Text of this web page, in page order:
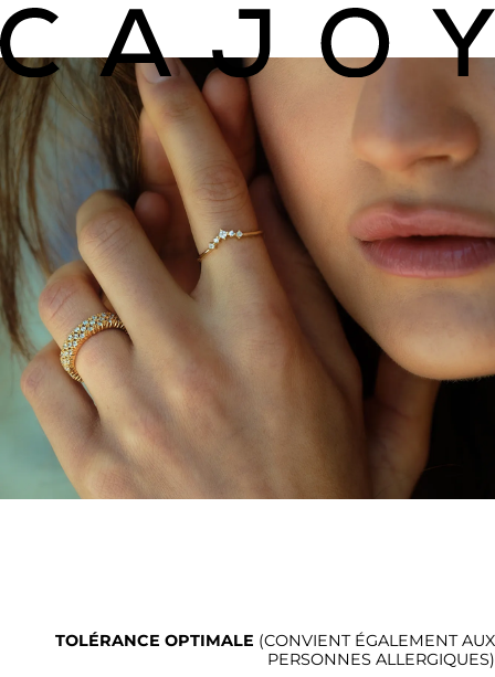
TOLÉRANCE OPTIMALE (CONVIENT ÉGALEMENT AUX
PERSONNES ALLERGIQUES)